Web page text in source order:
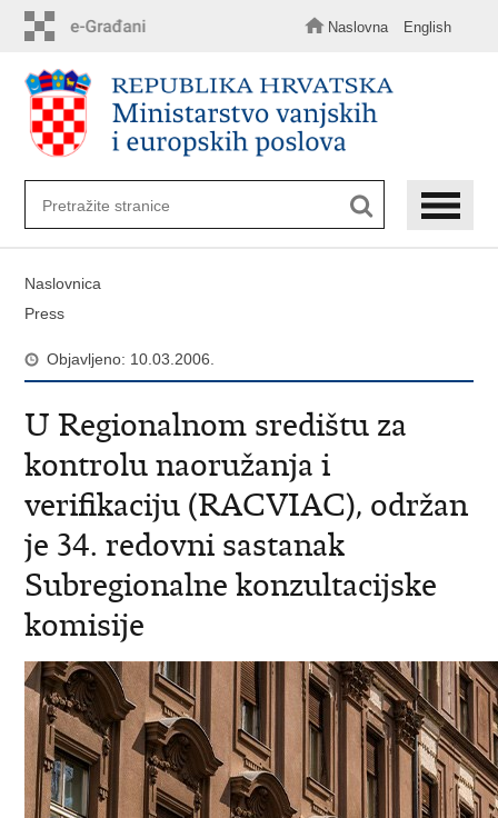
sadržaj
Naslovna English
Naslovnica
Press
Objavljeno: 10.03.2006.
U Regionalnom središtu za
kontrolu naoružanja i
verifikaciju (RACVIAC), održan
je 34. redovni sastanak
Subregionalne konzultacijske
komisije